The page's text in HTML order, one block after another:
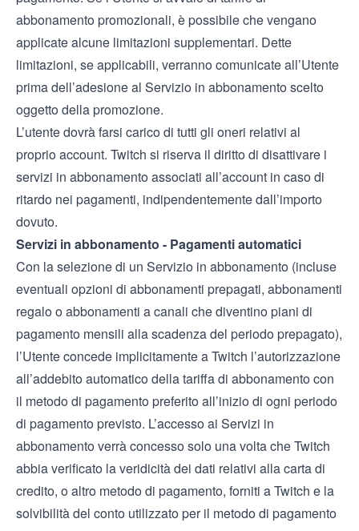
abbonamento promozionali, è possibile che vengano
applicate alcune limitazioni supplementari. Dette
limitazioni, se applicabili, verranno comunicate all’Utente
prima dell’adesione al Servizio in abbonamento scelto
oggetto della promozione.
L’utente dovrà farsi carico di tutti gli oneri relativi al
proprio account. Twitch si riserva il diritto di disattivare i
servizi in abbonamento associati all’account in caso di
ritardo nei pagamenti, indipendentemente dall’importo
dovuto.
Servizi in abbonamento - Pagamenti automatici
Con la selezione di un Servizio in abbonamento (incluse
eventuali opzioni di abbonamenti prepagati, abbonamenti
regalo o abbonamenti a canali che diventino piani di
pagamento mensili alla scadenza del periodo prepagato),
l’Utente concede implicitamente a Twitch l’autorizzazione
all’addebito automatico della tariffa di abbonamento con
il metodo di pagamento preferito all’inizio di ogni periodo
di pagamento previsto. L’accesso ai Servizi in
abbonamento verrà concesso solo una volta che Twitch
abbia verificato la veridicità dei dati relativi alla carta di
credito, o altro metodo di pagamento, forniti a Twitch e la
solvibilità del conto utilizzato per il metodo di pagamento